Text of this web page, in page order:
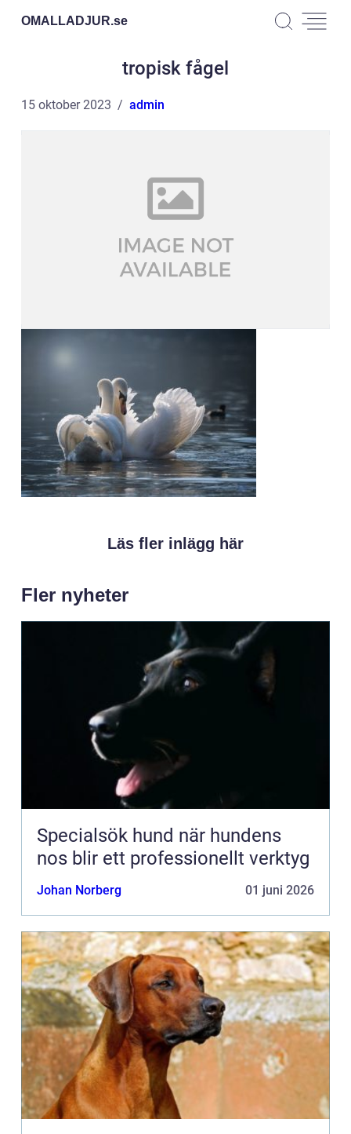
OMALLADJUR.se
tropisk fågel
15 oktober 2023 admin
Läs fler inlägg här
Fler nyheter
Specialsök hund när hundens
nos blir ett professionellt verktyg
Johan Norberg 01 juni 2026